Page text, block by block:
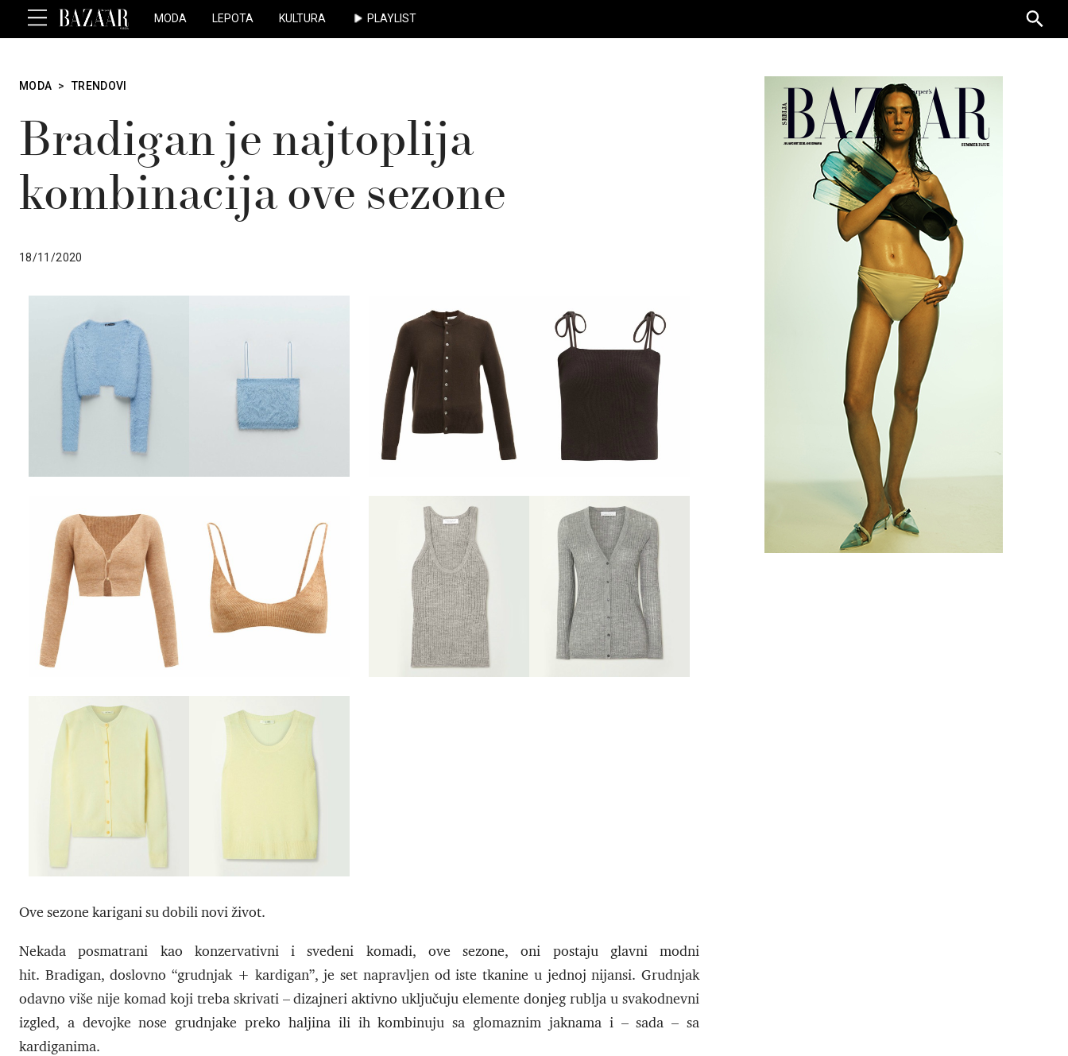
MODA LEPOTA KULTURA PLAYLIST
for:
MODA > TRENDOVI
Bradigan je najtoplija
kombinacija ove sezone
18/11/2020
Ove sezone karigani su dobili novi život.
Nekada posmatrani kao konzervativni i svedeni komadi, ove sezone, oni postaju glavni modni
hit. Bradigan, doslovno “grudnjak + kardigan”, je set napravljen od iste tkanine u jednoj nijansi. Grudnjak
odavno više nije komad koji treba skrivati – dizajneri aktivno uključuju elemente donjeg rublja u svakodnevni
izgled, a devojke nose grudnjake preko haljina ili ih kombinuju sa glomaznim jaknama i – sada – sa
kardiganima.